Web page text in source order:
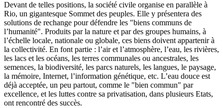
Devant de telles positions, la société civile organise en parallèle à
Rio, un gigantesque Sommet des peuples. Elle y présentera des
solutions de rechange pour défendre les "biens communs de
l’humanité". Produits par la nature et par des groupes humains, à
l’échelle locale, nationale ou globale, ces biens doivent appartenir à
la collectivité. En font partie : l’air et l’atmosphère, l’eau, les rivières,
les lacs et les océans, les terres communales ou ancestrales, les
semences, la biodiversité, les parcs naturels, les langues, le paysage,
la mémoire, Internet, l’information génétique, etc. L’eau douce est
déjà acceptée, un peu partout, comme le "bien commun" par
excellence, et les luttes contre sa privatisation, dans plusieurs Etats,
ont rencontré des succès.